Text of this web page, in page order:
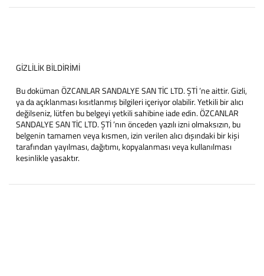
GİZLİLİK BİLDİRİMİ
Bu doküman ÖZCANLAR SANDALYE SAN TİC LTD. ŞTİ ’ne aittir. Gizli,
ya da açıklanması kısıtlanmış bilgileri içeriyor olabilir. Yetkili bir alıcı
değilseniz, lütfen bu belgeyi yetkili sahibine iade edin. ÖZCANLAR
SANDALYE SAN TİC LTD. ŞTİ ’nın önceden yazılı izni olmaksızın, bu
belgenin tamamen veya kısmen, izin verilen alıcı dışındaki bir kişi
tarafından yayılması, dağıtımı, kopyalanması veya kullanılması
kesinlikle yasaktır.